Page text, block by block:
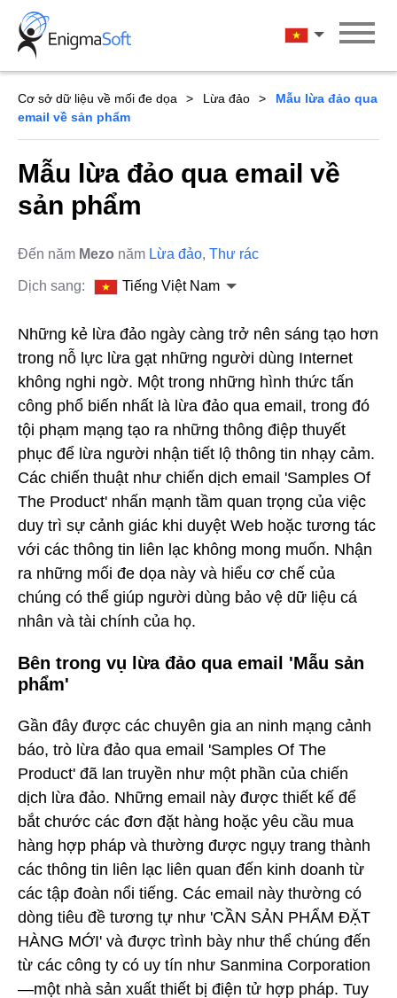
Skip
content
Tiếng Việt
Cơ sở dữ liệu về mối đe dọa Lừa đảo
Mẫu lừa đảo qua
email về sản phẩm
Mẫu lừa đảo qua email về
sản phẩm
Đến năm Mezo năm Lừa đảo, Thư rác
Dịch sang: Tiếng Việt Nam
Những kẻ lừa đảo ngày càng trở nên sáng tạo hơn
trong nỗ lực lừa gạt những người dùng Internet
không nghi ngờ. Một trong những hình thức tấn
công phổ biến nhất là lừa đảo qua email, trong đó
tội phạm mạng tạo ra những thông điệp thuyết
phục để lừa người nhận tiết lộ thông tin nhạy cảm.
Các chiến thuật như chiến dịch email 'Samples Of
The Product' nhấn mạnh tầm quan trọng của việc
duy trì sự cảnh giác khi duyệt Web hoặc tương tác
với các thông tin liên lạc không mong muốn. Nhận
ra những mối đe dọa này và hiểu cơ chế của
chúng có thể giúp người dùng bảo vệ dữ liệu cá
nhân và tài chính của họ.
Bên trong vụ lừa đảo qua email 'Mẫu sản
phẩm'
Gần đây được các chuyên gia an ninh mạng cảnh
báo, trò lừa đảo qua email 'Samples Of The
Product' đã lan truyền như một phần của chiến
dịch lừa đảo. Những email này được thiết kế để
bắt chước các đơn đặt hàng hoặc yêu cầu mua
hàng hợp pháp và thường được ngụy trang thành
các thông tin liên lạc liên quan đến kinh doanh từ
các tập đoàn nổi tiếng. Các email này thường có
dòng tiêu đề tương tự như 'CẦN SẢN PHẨM ĐẶT
HÀNG MỚI' và được trình bày như thể chúng đến
từ các công ty có uy tín như Sanmina Corporation
—một nhà sản xuất thiết bị điện tử hợp pháp. Tuy